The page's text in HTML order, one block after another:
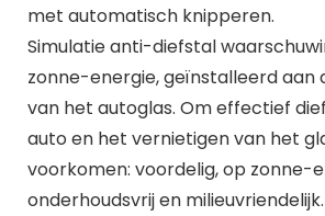
met automatisch knipperen.
Simulatie anti-diefstal
zonne-energie, geïnstalleerd aan
van het autoglas. Om effectief
auto en het vernietigen van het
voorkomen: voordelig, op zonne-
onderhoudsvrij en